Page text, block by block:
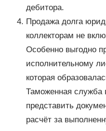
дебитора.
Продажа долга
коллекторам не
Особенно выгодно
исполнительному
которая
Таможенная служба
представить
расчёт за